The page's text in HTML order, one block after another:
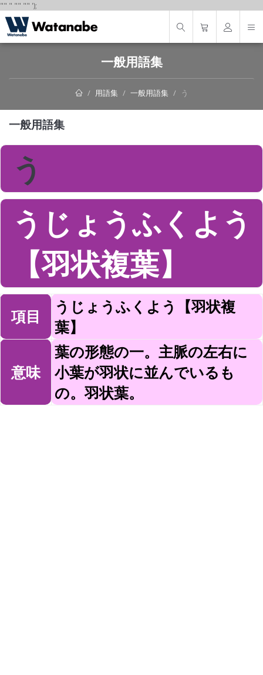
"" " "" "" ');
一般用語集
用語集 一般用語集 う
一般用語集
う
うじょうふくよう
【羽状複葉】
項目
うじょうふくよう【羽状複
葉】
意味
葉の形態の一。主脈の左右に
小葉が羽状に並んでいるも
の。羽状葉。